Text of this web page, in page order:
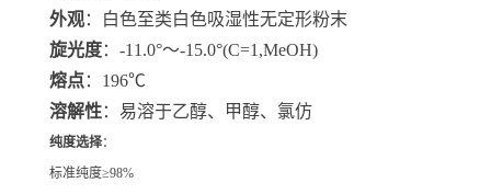
外观：白色至类白色吸湿性无定形粉末
旋光度：-11.0°～-15.0°(C=1,MeOH)
熔点：196℃
溶解性：易溶于乙醇、甲醇、氯仿
纯度选择：
标准纯度≥98%